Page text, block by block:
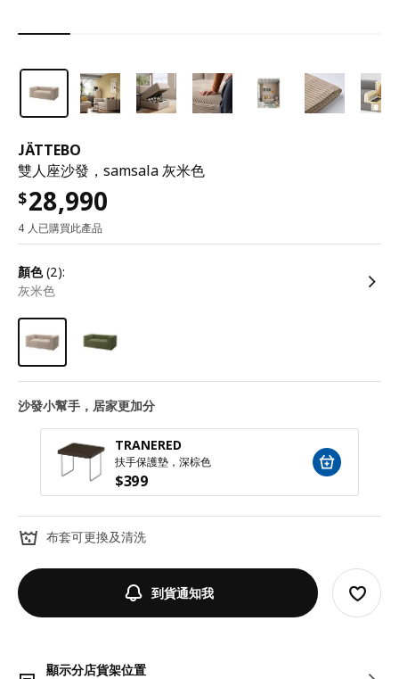
JÄTTEBO
雙人座沙發，samsala 灰米色
$28,990
4 人已購買此產品
顏色(2):
灰米色
沙發小幫手，居家更加分
TRANERED
扶手保護墊，深棕色
$399
布套可更換及清洗
到貨通知我
顯示分店貨架位置